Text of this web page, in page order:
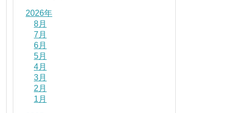
2026年
8月
7月
6月
5月
4月
3月
2月
1月